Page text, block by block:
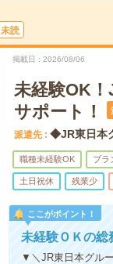
未読
掲載日 2026/08/06
未経験OK
サポート！
派遣先 ◆JR東日本
職種未経験OK ブラ
土日祝休 残業少
ここがポイント！
未経験ＯＫの総
▼＼JR東日本グル